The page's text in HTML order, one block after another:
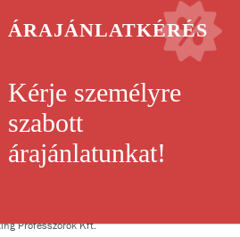
ÁRAJÁNLATKÉRÉS
Kérje személyre
szabott
árajánlatunkat!
2/A
+36 22 455-702
Professzorok Kft.